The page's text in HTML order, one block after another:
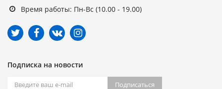
Время работы: Пн-Вс (10.00 - 19.00)
Подписка на новости
Подписаться